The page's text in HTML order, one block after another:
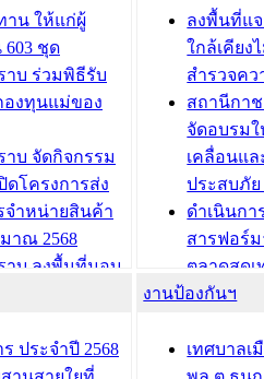
าบ ร่วมการ
นาชาติและ
มท้องถิ่น 2568
ดีเด่นจาก
บียนภาษีป้าย
ชย์ บริเวณ
ระทุมเทพภักดี
เทศบาล
รับฟังคว
ผังเมือง
วารินชำ
เทศบาล
ซักซ้อมแ
ประโยช
บทความ อื่นๆ ...
าน ให้แก่ผู้
ชุด
าบ ร่วมพิธีรับ
องทุนแม่ของ
าบ จัดกิจกรรม
โครงการส่ง
จำหน่ายสินค้า
าณ 2568
าบ ลงพื้นที่มอบ
นย์พักพิง
บาลเมือง
รอบรมอาชีพ
ลงพื้นที่แ
ใกล้เคียง
สำรวจค
สถานีกา
จัดอบรม
เคลื่อนแ
ประสบภั
ดำเนินกา
สารฟอร์
ตลาดสดเ
วารินชำร
ถนนแก่เ
เด็กเล็ก
ประจำปี 2568
งานป้องกันฯ
เทศบาลเ